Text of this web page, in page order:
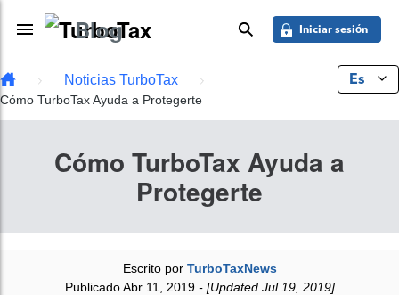
Skip to main content
Toggle Navigation
Blog buscar Iniciar sesión
Noticias TurboTax
Cómo TurboTax Ayuda a Protegerte
Es
Cómo TurboTax Ayuda a
Protegerte
Escrito por TurboTaxNews
Publicado Abr 11, 2019- [Updated Jul 19, 2019]